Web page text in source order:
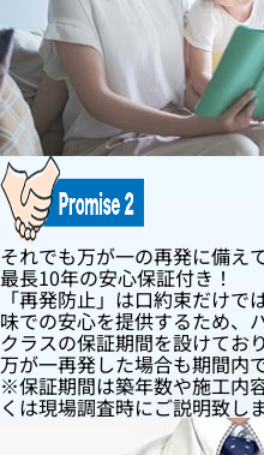
それでも万が一の再発に備え
最長10年の安心保証付き！
「再発防止」は口約束だけ
味での安心を提供するため、
クラスの保証期間を設けてお
万が一再発した場合も期間内
※保証期間は築年数や施工内
くは現場調査時にご説明致し